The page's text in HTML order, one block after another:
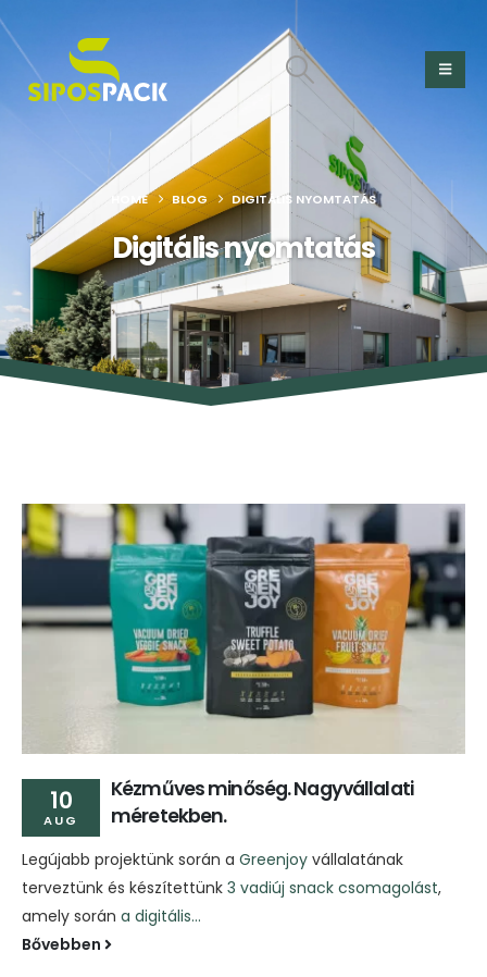
HOME BLOG DIGITÁLIS NYOMTATÁS
Digitális nyomtatás
10
AUG
Kézműves minőség. Nagyvállalati
méretekben.
Legújabb projektünk során a Greenjoy vállalatának
terveztünk és készítettünk 3 vadiúj snack csomagolást,
amely során a digitális...
Bővebben